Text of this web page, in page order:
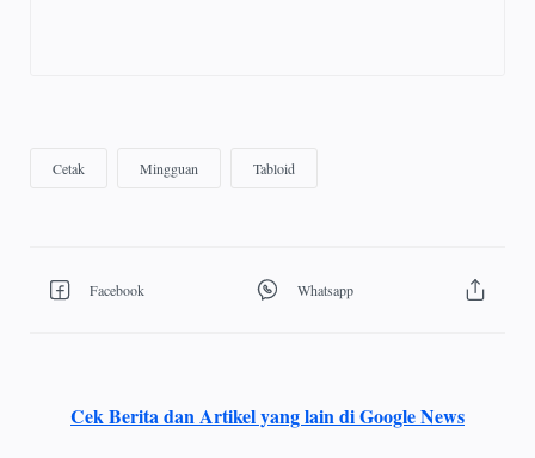
Cek Berita dan Artikel yang lain di Google News